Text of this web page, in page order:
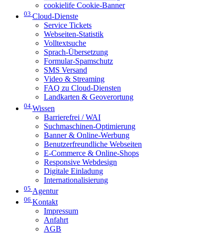
cookielife Cookie-Banner
03 Cloud-Dienste
Service Tickets
Webseiten-Statistik
Volltextsuche
Sprach-Übersetzung
Formular-Spamschutz
SMS Versand
Video & Streaming
FAQ zu Cloud-Diensten
Landkarten & Geoverortung
04 Wissen
Barrierefrei / WAI
Suchmaschinen-Optimierung
Banner & Online-Werbung
Benutzerfreundliche Webseiten
E-Commerce & Online-Shops
Responsive Webdesign
Digitale Einladung
Internationalisierung
05 Agentur
06 Kontakt
Impressum
Anfahrt
AGB